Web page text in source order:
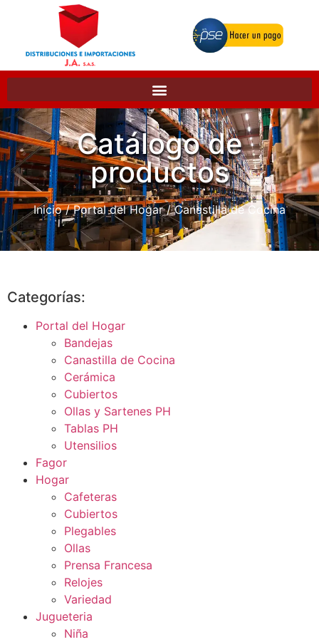
Catálogo de
productos
Inicio/Portal del Hogar/ Canastilla de Cocina
Categorías:
Portal del Hogar
Bandejas
Canastilla de Cocina
Cerámica
Cubiertos
Ollas y Sartenes PH
Tablas PH
Utensilios
Fagor
Hogar
Cafeteras
Cubiertos
Plegables
Ollas
Prensa Francesa
Relojes
Variedad
Jugueteria
Niña